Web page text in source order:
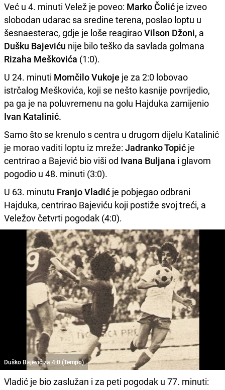
Već u 4. minuti Velež je poveo: Marko Čolić je izveo
slobodan udarac sa sredine terena, poslao loptu u
šesnaesterac, gdje je loše reagiraoVilson Džoni, a
Dušku Bajeviću nije bilo teško da savlada golmana
Rizaha Meškovića (1:0).
U 24. minuti Momčilo Vukoje je za 2:0 lobovao
istrčalog Meškovića, koji se nešto kasnije povrijedio,
pa ga je na poluvremenu na golu Hajduka zamijenio
Ivan Katalinić.
Samo što se krenulo s centra u drugom dijelu Katalinić
je morao vaditi loptu iz mreže: Jadranko Topić je
centrirao a Bajević bio viši od Ivana Buljana i glavom
pogodio u 48. minuti (3:0).
U 63. minutu Franjo Vladić je pobjegao odbrani
Hajduka, centrirao Bajeviću koji postiže svoj treći, a
Veležov četvrti pogodak (4:0).
Duško Bajević za 4:0 (Tempo)
Vladić je bio zaslužan i za peti pogodak u 77. minuti: